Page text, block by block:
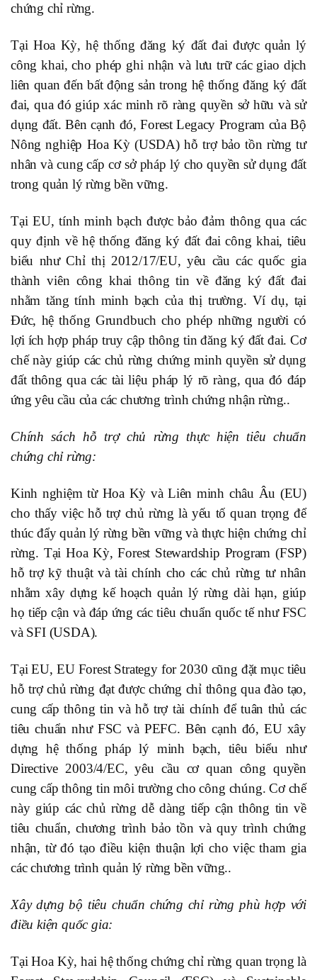
chứng chỉ rừng.
Tại Hoa Kỳ, hệ thống đăng ký đất đai được quản lý
công khai, cho phép ghi nhận và lưu trữ các giao dịch
liên quan đến bất động sản trong hệ thống đăng ký đất
đai, qua đó giúp xác minh rõ ràng quyền sở hữu và sử
dụng đất. Bên cạnh đó, Forest Legacy Program của Bộ
Nông nghiệp Hoa Kỳ (USDA) hỗ trợ bảo tồn rừng tư
nhân và cung cấp cơ sở pháp lý cho quyền sử dụng đất
trong quản lý rừng bền vững.
Tại EU, tính minh bạch được bảo đảm thông qua các
quy định về hệ thống đăng ký đất đai công khai, tiêu
biểu như Chỉ thị 2012/17/EU, yêu cầu các quốc gia
thành viên công khai thông tin về đăng ký đất đai
nhằm tăng tính minh bạch của thị trường. Ví dụ, tại
Đức, hệ thống Grundbuch cho phép những người có
lợi ích hợp pháp truy cập thông tin đăng ký đất đai. Cơ
chế này giúp các chủ rừng chứng minh quyền sử dụng
đất thông qua các tài liệu pháp lý rõ ràng, qua đó đáp
ứng yêu cầu của các chương trình chứng nhận rừng..
Chính sách hỗ trợ chủ rừng thực hiện tiêu chuẩn
chứng chỉ rừng:
Kinh nghiệm từ Hoa Kỳ và Liên minh châu Âu (EU)
cho thấy việc hỗ trợ chủ rừng là yếu tố quan trọng để
thúc đẩy quản lý rừng bền vững và thực hiện chứng chỉ
rừng. Tại Hoa Kỳ, Forest Stewardship Program (FSP)
hỗ trợ kỹ thuật và tài chính cho các chủ rừng tư nhân
nhằm xây dựng kế hoạch quản lý rừng dài hạn, giúp
họ tiếp cận và đáp ứng các tiêu chuẩn quốc tế như FSC
và SFI (USDA).
Tại EU, EU Forest Strategy for 2030 cũng đặt mục tiêu
hỗ trợ chủ rừng đạt được chứng chỉ thông qua đào tạo,
cung cấp thông tin và hỗ trợ tài chính để tuân thủ các
tiêu chuẩn như FSC và PEFC. Bên cạnh đó, EU xây
dựng hệ thống pháp lý minh bạch, tiêu biểu như
Directive 2003/4/EC, yêu cầu cơ quan công quyền
cung cấp thông tin môi trường cho công chúng. Cơ chế
này giúp các chủ rừng dễ dàng tiếp cận thông tin về
tiêu chuẩn, chương trình bảo tồn và quy trình chứng
nhận, từ đó tạo điều kiện thuận lợi cho việc tham gia
các chương trình quản lý rừng bền vững..
Xây dựng bộ tiêu chuẩn chứng chỉ rừng phù hợp với
điều kiện quốc gia:
Tại Hoa Kỳ, hai hệ thống chứng chỉ rừng quan trọng là